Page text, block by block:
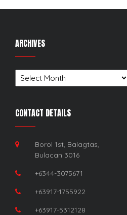
ARCHIVES
Archives
CONTACT DETAILS
Borol 1st, Balagtas,
Bulacan 3016
+6344-3075671
+63917-1755922
+63917-5312128